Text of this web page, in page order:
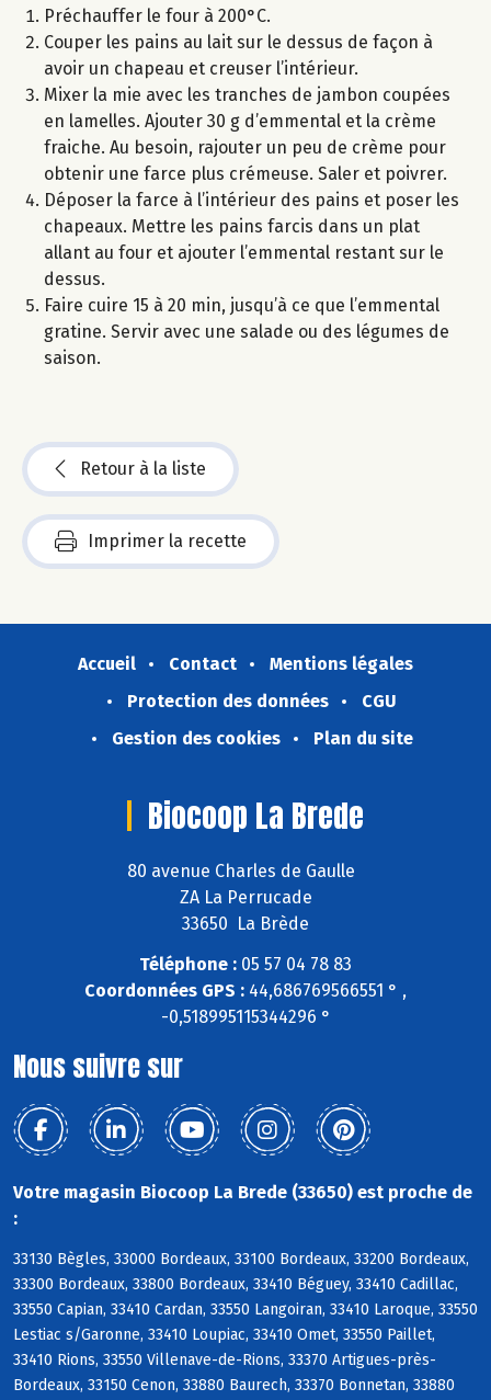
Préchauffer le four à 200°C.
Couper les pains au lait sur le dessus de façon à
avoir un chapeau et creuser l’intérieur.
Mixer la mie avec les tranches de jambon coupées
en lamelles. Ajouter 30 g d’emmental et la crème
fraiche. Au besoin, rajouter un peu de crème pour
obtenir une farce plus crémeuse. Saler et poivrer.
Déposer la farce à l’intérieur des pains et poser les
chapeaux. Mettre les pains farcis dans un plat
allant au four et ajouter l’emmental restant sur le
dessus.
Faire cuire 15 à 20 min, jusqu’à ce que l’emmental
gratine. Servir avec une salade ou des légumes de
saison.
Retour à la liste
Imprimer la recette
Accueil Contact
Mentions légales
Protection des données
CGU
Gestion des cookies
Plan du site
Biocoop La Brede
80 avenue Charles de Gaulle
ZA La Perrucade
33650 La Brède
Téléphone : 05 57 04 78 83
Coordonnées GPS : 44,686769566551 ° ,
-0,518995115344296 °
Nous suivre sur
Votre magasin Biocoop La Brede (33650) est proche de
:
33130 Bègles, 33000 Bordeaux, 33100 Bordeaux, 33200 Bordeaux,
33300 Bordeaux, 33800 Bordeaux, 33410 Béguey, 33410 Cadillac,
33550 Capian, 33410 Cardan, 33550 Langoiran, 33410 Laroque, 33550
Lestiac s/Garonne, 33410 Loupiac, 33410 Omet, 33550 Paillet,
33410 Rions, 33550 Villenave-de-Rions, 33370 Artigues-près-
Bordeaux, 33150 Cenon, 33880 Baurech, 33370 Bonnetan, 33880